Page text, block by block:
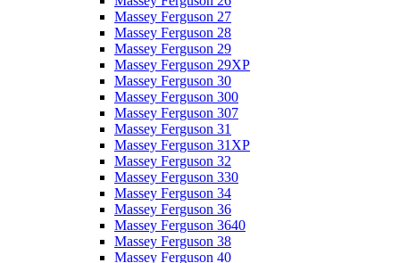
Massey Ferguson 27
Massey Ferguson 28
Massey Ferguson 29
Massey Ferguson 29XP
Massey Ferguson 30
Massey Ferguson 300
Massey Ferguson 307
Massey Ferguson 31
Massey Ferguson 31XP
Massey Ferguson 32
Massey Ferguson 330
Massey Ferguson 34
Massey Ferguson 36
Massey Ferguson 3640
Massey Ferguson 38
Massey Ferguson 40